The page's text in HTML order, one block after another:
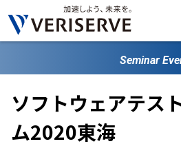
Seminar
ソフトウェアテス
ム2020東海